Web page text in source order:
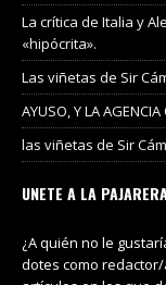
La crítica de Italia y
«hipócrita».
Las viñetas de Sir
AYUSO, Y LA
las viñetas de Sir
UNETE A LA
¿A quién no le
dotes como